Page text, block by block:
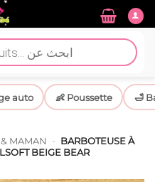
auto 👶 Poussette 🛁
MAMAN - BARBOTEUSE À
BEIGE BEAR